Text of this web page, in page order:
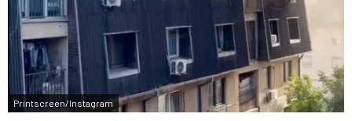
Printscreen/Instagram